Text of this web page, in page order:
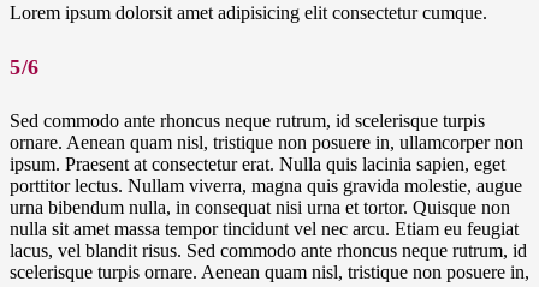
Lorem ipsum dolorsit amet adipisicing elit consectetur cumque.
5/6
Sed commodo ante rhoncus neque rutrum, id scelerisque turpis
ornare. Aenean quam nisl, tristique non posuere in, ullamcorper non
ipsum. Praesent at consectetur erat. Nulla quis lacinia sapien, eget
porttitor lectus. Nullam viverra, magna quis gravida molestie, augue
urna bibendum nulla, in consequat nisi urna et tortor. Quisque non
nulla sit amet massa tempor tincidunt vel nec arcu. Etiam eu feugiat
lacus, vel blandit risus. Sed commodo ante rhoncus neque rutrum, id
scelerisque turpis ornare. Aenean quam nisl, tristique non posuere in,